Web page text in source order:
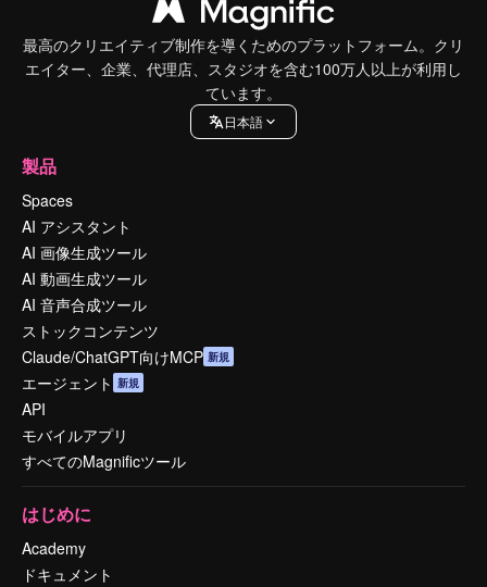
最高のクリエイティブ制作を導くためのプラットフォーム。クリ
エイター、企業、代理店、スタジオを含む100万人以上が利用し
ています。
日本語
製品
Spaces
AI アシスタント
AI 画像生成ツール
AI 動画生成ツール
AI 音声合成ツール
ストックコンテンツ
Claude/ChatGPT向けMCP 新規
エージェント 新規
API
モバイルアプリ
すべてのMagnificツール
はじめに
Academy
ドキュメント